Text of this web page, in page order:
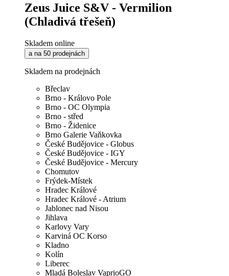
Zeus Juice S&V - Vermilion
(Chladivá třešeň)
Skladem online
a na 50 prodejnách
Skladem na prodejnách
Břeclav
Brno - Královo Pole
Brno - OC Olympia
Brno - střed
Brno - Židenice
Brno Galerie Vaňkovka
České Budějovice - Globus
České Budějovice - IGY
České Budějovice - Mercury
Chomutov
Frýdek-Místek
Hradec Králové
Hradec Králové - Atrium
Jablonec nad Nisou
Jihlava
Karlovy Vary
Karviná OC Korso
Kladno
Kolín
Liberec
Mladá Boleslav VaprioGO